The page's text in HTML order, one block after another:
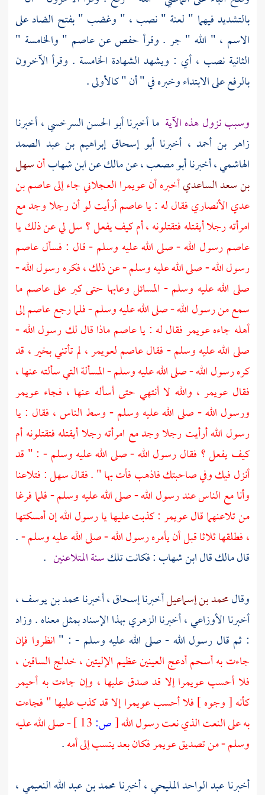
بالتشديد فيهما " لعنة " نصب ، " وغضب " بفتح الضاد على
الاسم ، " الله " جر . وقرأ حفصعنعاصم " والخامسة "
الثانية نصب ، أي : ويشهد الشهادة الخامسة . وقرأ الآخرون
بالرفع على الابتداء وخبره في " أن " كالأولى .
وسبب نزول هذه الآية ما أخبرناأبو الحسن السرخسي، أخبرنا
زاهر بن أحمد ، أخبرنا أبو إسحاق إبراهيم بن عبد الصمد
الهاشمي، أخبرناأبو مصعب، عنمالكعنابن شهابأنسهل
بن سعد الساعديأخبره أنعويمرا العجلانيجاء إلىعاصم بن
عدي الأنصاريفقال له : ياعاصمأرأيت لو أن رجلا وجد مع
امرأته رجلا أيقتله فتقتلونه ، أم كيف يفعل ؟ سل لي عن ذلك يا
عاصمرسول الله - صلى الله عليه وسلم - قال : فسألعاصم
رسول الله - صلى الله عليه وسلم - عن ذلك ، فكره رسول الله -
صلى الله عليه وسلم - المسائل وعابها حتى كبر علىعاصم ما
سمع من رسول الله - صلى الله عليه وسلم - فلما رجععاصمإلى
أهله جاءهعويمرفقال له : ياعاصمماذا قال لك رسول الله -
صلى الله عليه وسلم - فقالعاصملعويمر، لم تأتني بخير ، قد
كره رسول الله - صلى الله عليه وسلم - المسألة التي سألته عنها ،
فقال عويمر ، والله لا أنتهي حتى أسأله عنها ، فجاء عويمر
ورسول الله - صلى الله عليه وسلم - وسط الناس ، فقال : يا
رسول الله أرأيت رجلا وجد مع امرأته رجلا أيقتله فتقتلونه أم
كيف يفعل ؟ فقال رسول الله - صلى الله عليه وسلم - : " قد
أنزل فيك وفي صاحبتك فاذهب فأت بها " . فقالسهل: فتلاعنا
وأنا مع الناس عند رسول الله - صلى الله عليه وسلم - فلما فرغا
من تلاعنهما قالعويمر: كذبت عليها يا رسول الله إن أمسكتها
، فطلقها ثلاثا قبل أن يأمره رسول الله - صلى الله عليه وسلم -.
قالمالكقالابن شهاب: فكانت تلكسنة المتلاعنين .
وقالمحمد بن إسماعيلأخبرناإسحاق، أخبرنامحمد بن يوسف،
أخبرناالأوزاعي، أخبرناالزهريبهذا الإسناد بمثل معناه . وزاد
: ثم قال رسول الله - صلى الله عليه وسلم - : " انظروا فإن
جاءت به أسحم أدعج العينين عظيم الإليتين ، خدلج الساقين ،
فلا أحسبعويمراإلا قد صدق عليها ، وإن جاءت به أحيمر
كأنه [ وجوه ] فلا أحسبعويمراإلا قد كذب عليها " فجاءت
به على النعت الذي نعت رسول الله[ص:
- صلى الله عليه
وسلم - من تصديقعويمرفكان بعد ينسب إلى أمه.
أخبرناعبد الواحد المليحي، أخبرنامحمد بن عبد الله النعيمي،